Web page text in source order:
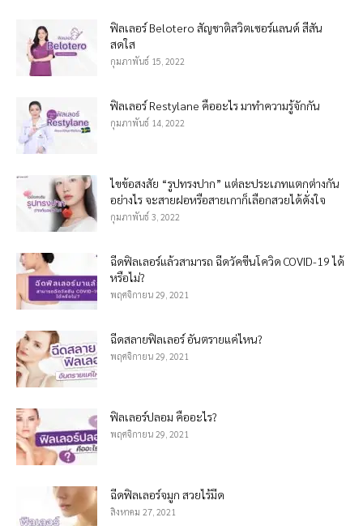
ฟิลเลอร์ Belotero สัญชาติสวิตเซอร์แลนด์ สีสัน
สดใส
กุมภาพันธ์ 15, 2022
ฟิลเลอร์ Restylane คืออะไร มาทำความรู้จักกัน
กุมภาพันธ์ 14, 2022
ไขข้อสงสัย “รูปทรงปาก” แต่ละประเภทแตกต่างกัน
อย่างไร จะสายฝอหรือสายเกาก็เลือกสวยได้ดั่งใจ
กุมภาพันธ์ 3, 2022
ฉีดฟิลเลอร์แล้วสามารถ ฉีดวัคซีนโควิด COVID-19 ได้
หรือไม่?
พฤศจิกายน 29, 2021
ฉีดสลายฟิลเลอร์ อันตรายแค่ไหน?
พฤศจิกายน 29, 2021
ฟิลเลอร์ปลอม คืออะไร?
พฤศจิกายน 29, 2021
ฉีดฟิลเลอร์จมูก สวยไร้มีด
สิงหาคม 27, 2021